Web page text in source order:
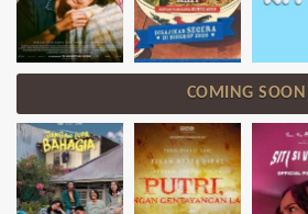
COMING SOON